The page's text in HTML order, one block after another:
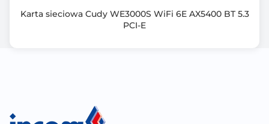
Karta sieciowa Cudy WE3000S WiFi 6E AX5400 BT 5.3
PCI-E